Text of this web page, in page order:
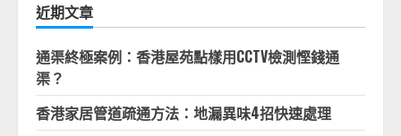
字:
近期文章
通渠終極案例：香港屋苑點樣用CCTV檢測慳錢通
渠？
香港家居管道疏通方法：地漏異味4招快速處理